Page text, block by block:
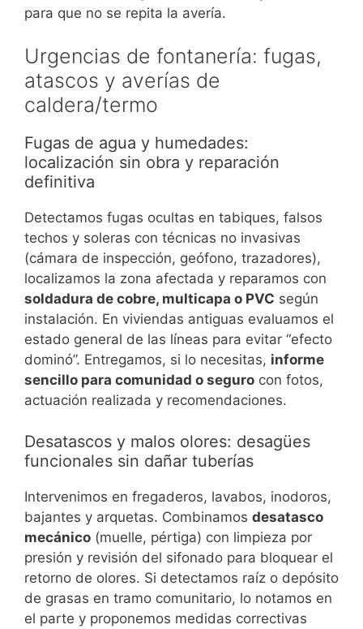
para que no se repita la avería.
Urgencias de fontanería: fugas,
atascos y averías de
caldera/termo
Fugas de agua y humedades:
localización sin obra y reparación
definitiva
Detectamos fugas ocultas en tabiques, falsos
techos y soleras con técnicas no invasivas
(cámara de inspección, geófono, trazadores),
localizamos la zona afectada y reparamos con
soldadura de cobre, multicapa o PVC según
instalación. En viviendas antiguas evaluamos el
estado general de las líneas para evitar “efecto
dominó”. Entregamos, si lo necesitas, informe
sencillo para comunidad o seguro con fotos,
actuación realizada y recomendaciones.
Desatascos y malos olores: desagües
funcionales sin dañar tuberías
Intervenimos en fregaderos, lavabos, inodoros,
bajantes y arquetas. Combinamos desatasco
mecánico (muelle, pértiga) con limpieza por
presión y revisión del sifonado para bloquear el
retorno de olores. Si detectamos raíz o depósito
de grasas en tramo comunitario, lo notamos en
el parte y proponemos medidas correctivas